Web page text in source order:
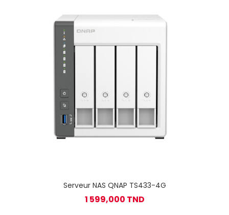
Serveur NAS QNAP TS433-4G
1 599,000 TND